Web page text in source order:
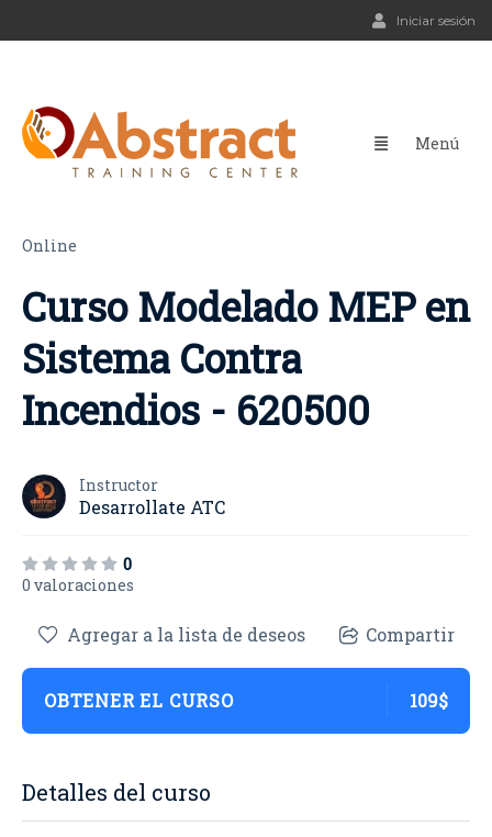
Iniciar sesión
Online
Curso Modelado MEP en
Sistema Contra
Incendios - 620500
Instructor
Desarrollate ATC
0
0 valoraciones
Agregar a la lista de deseos Compartir
OBTENER EL CURSO 109$
Detalles del curso